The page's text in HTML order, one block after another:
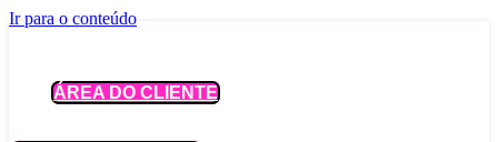
Ir para o conteúdo
ÁREA DO CLIENTE